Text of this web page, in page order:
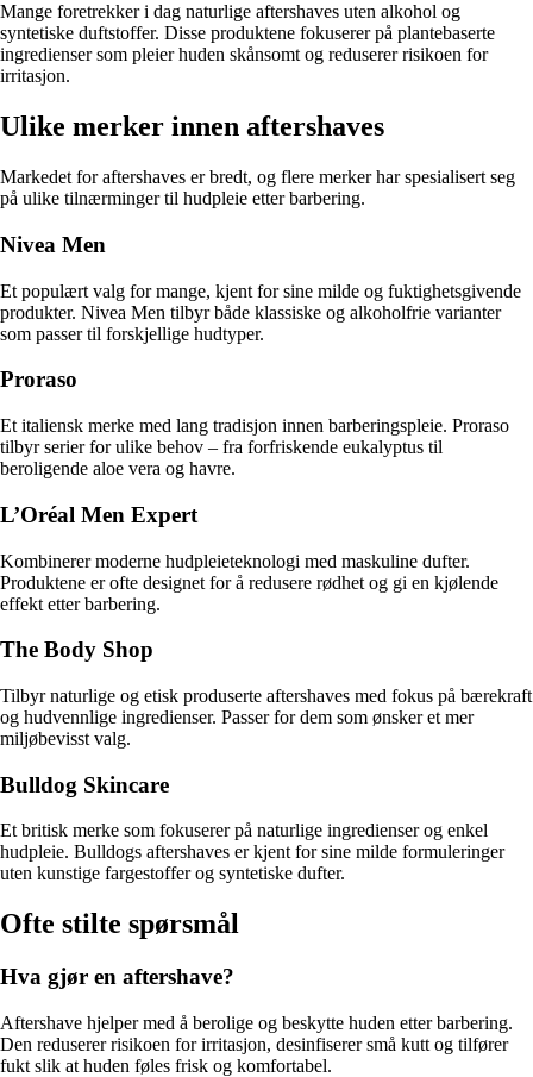
Mange foretrekker i dag naturlige aftershaves uten alkohol og
syntetiske duftstoffer. Disse produktene fokuserer på plantebaserte
ingredienser som pleier huden skånsomt og reduserer risikoen for
irritasjon.
Ulike merker innen aftershaves
Markedet for aftershaves er bredt, og flere merker har spesialisert seg
på ulike tilnærminger til hudpleie etter barbering.
Nivea Men
Et populært valg for mange, kjent for sine milde og fuktighetsgivende
produkter. Nivea Men tilbyr både klassiske og alkoholfrie varianter
som passer til forskjellige hudtyper.
Proraso
Et italiensk merke med lang tradisjon innen barberingspleie. Proraso
tilbyr serier for ulike behov – fra forfriskende eukalyptus til
beroligende aloe vera og havre.
L’Oréal Men Expert
Kombinerer moderne hudpleieteknologi med maskuline dufter.
Produktene er ofte designet for å redusere rødhet og gi en kjølende
effekt etter barbering.
The Body Shop
Tilbyr naturlige og etisk produserte aftershaves med fokus på bærekraft
og hudvennlige ingredienser. Passer for dem som ønsker et mer
miljøbevisst valg.
Bulldog Skincare
Et britisk merke som fokuserer på naturlige ingredienser og enkel
hudpleie. Bulldogs aftershaves er kjent for sine milde formuleringer
uten kunstige fargestoffer og syntetiske dufter.
Ofte stilte spørsmål
Hva gjør en aftershave?
Aftershave hjelper med å berolige og beskytte huden etter barbering.
Den reduserer risikoen for irritasjon, desinfiserer små kutt og tilfører
fukt slik at huden føles frisk og komfortabel.